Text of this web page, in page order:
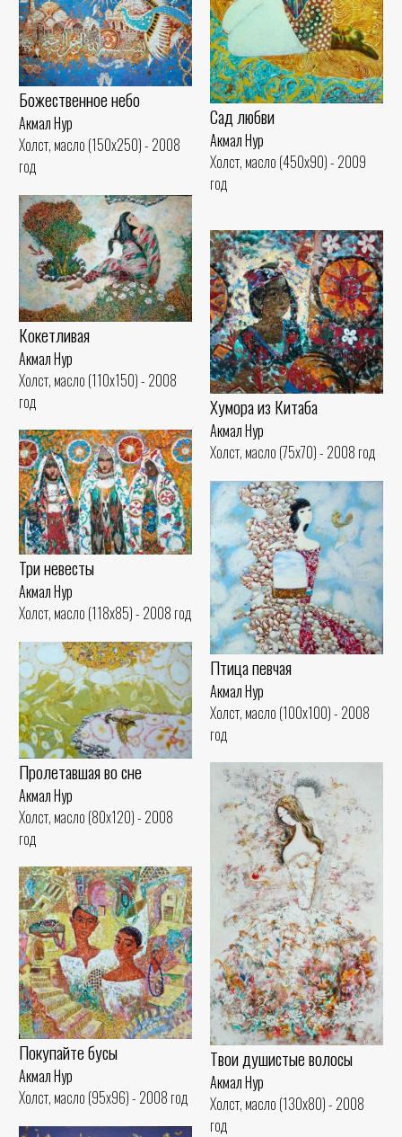
Сад любви
Акмал Нур
Холст, масло (450x90) - 2009
год
Божественное небо
Акмал Нур
Холст, масло (150x250) - 2008
год
Кокетливая
Акмал Нур
Холст, масло (110x150) - 2008
год
Хумора из Китаба
Акмал Нур
Холст, масло (75x70) - 2008 год
Три невесты
Акмал Нур
Холст, масло (118x85) - 2008 год
Птица певчая
Акмал Нур
Холст, масло (100x100) - 2008
год
Пролетавшая во сне
Акмал Нур
Холст, масло (80x120) - 2008
год
Твои душистые волосы
Акмал Нур
Холст, масло (130x80) - 2008
год
Покупайте бусы
Акмал Нур
Холст, масло (95x96) - 2008 год